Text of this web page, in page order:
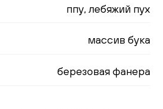
ппу, лебяжий пух
массив бука
березовая фанера